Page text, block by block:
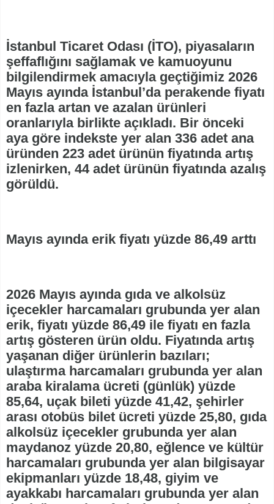
İstanbul Ticaret Odası (İTO), piyasaların
şeffaflığını sağlamak ve kamuoyunu
bilgilendirmek amacıyla geçtiğimiz 2026
Mayıs ayında İstanbul’da perakende fiyatı
en fazla artan ve azalan ürünleri
oranlarıyla birlikte açıkladı. Bir önceki
aya göre indekste yer alan 336 adet ana
üründen 223 adet ürünün fiyatında artış
izlenirken, 44 adet ürünün fiyatında azalış
görüldü.
Mayıs ayında erik fiyatı yüzde 86,49 arttı
2026 Mayıs ayında gıda ve alkolsüz
içecekler harcamaları grubunda yer alan
erik, fiyatı yüzde 86,49 ile fiyatı en fazla
artış gösteren ürün oldu. Fiyatında artış
yaşanan diğer ürünlerin bazıları;
ulaştırma harcamaları grubunda yer alan
araba kiralama ücreti (günlük) yüzde
85,64, uçak bileti yüzde 41,42, şehirler
arası otobüs bilet ücreti yüzde 25,80, gıda
alkolsüz içecekler grubunda yer alan
maydanoz yüzde 20,80, eğlence ve kültür
harcamaları grubunda yer alan bilgisayar
ekipmanları yüzde 18,48, giyim ve
ayakkabı harcamaları grubunda yer alan